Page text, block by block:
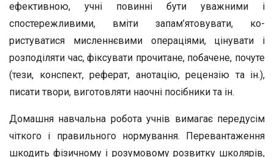
ефективною, учні повинні бути уважними і
спостережливими, вміти запам’ятовувати, ко­
ристуватися мисленнєвими операціями, цінувати і
розпо­діляти час, фіксувати прочитане, побачене, почуте
(тези, конспект, реферат, анотацію, рецензію та ін.),
писати тво­ри, виготовляти наочні посібники та ін.
Домашня навчальна робота учнів вимагає передусім
чіт­кого і правильного нормування. Перевантаження
шкодить фізичному і розумовому розвитку школярів,